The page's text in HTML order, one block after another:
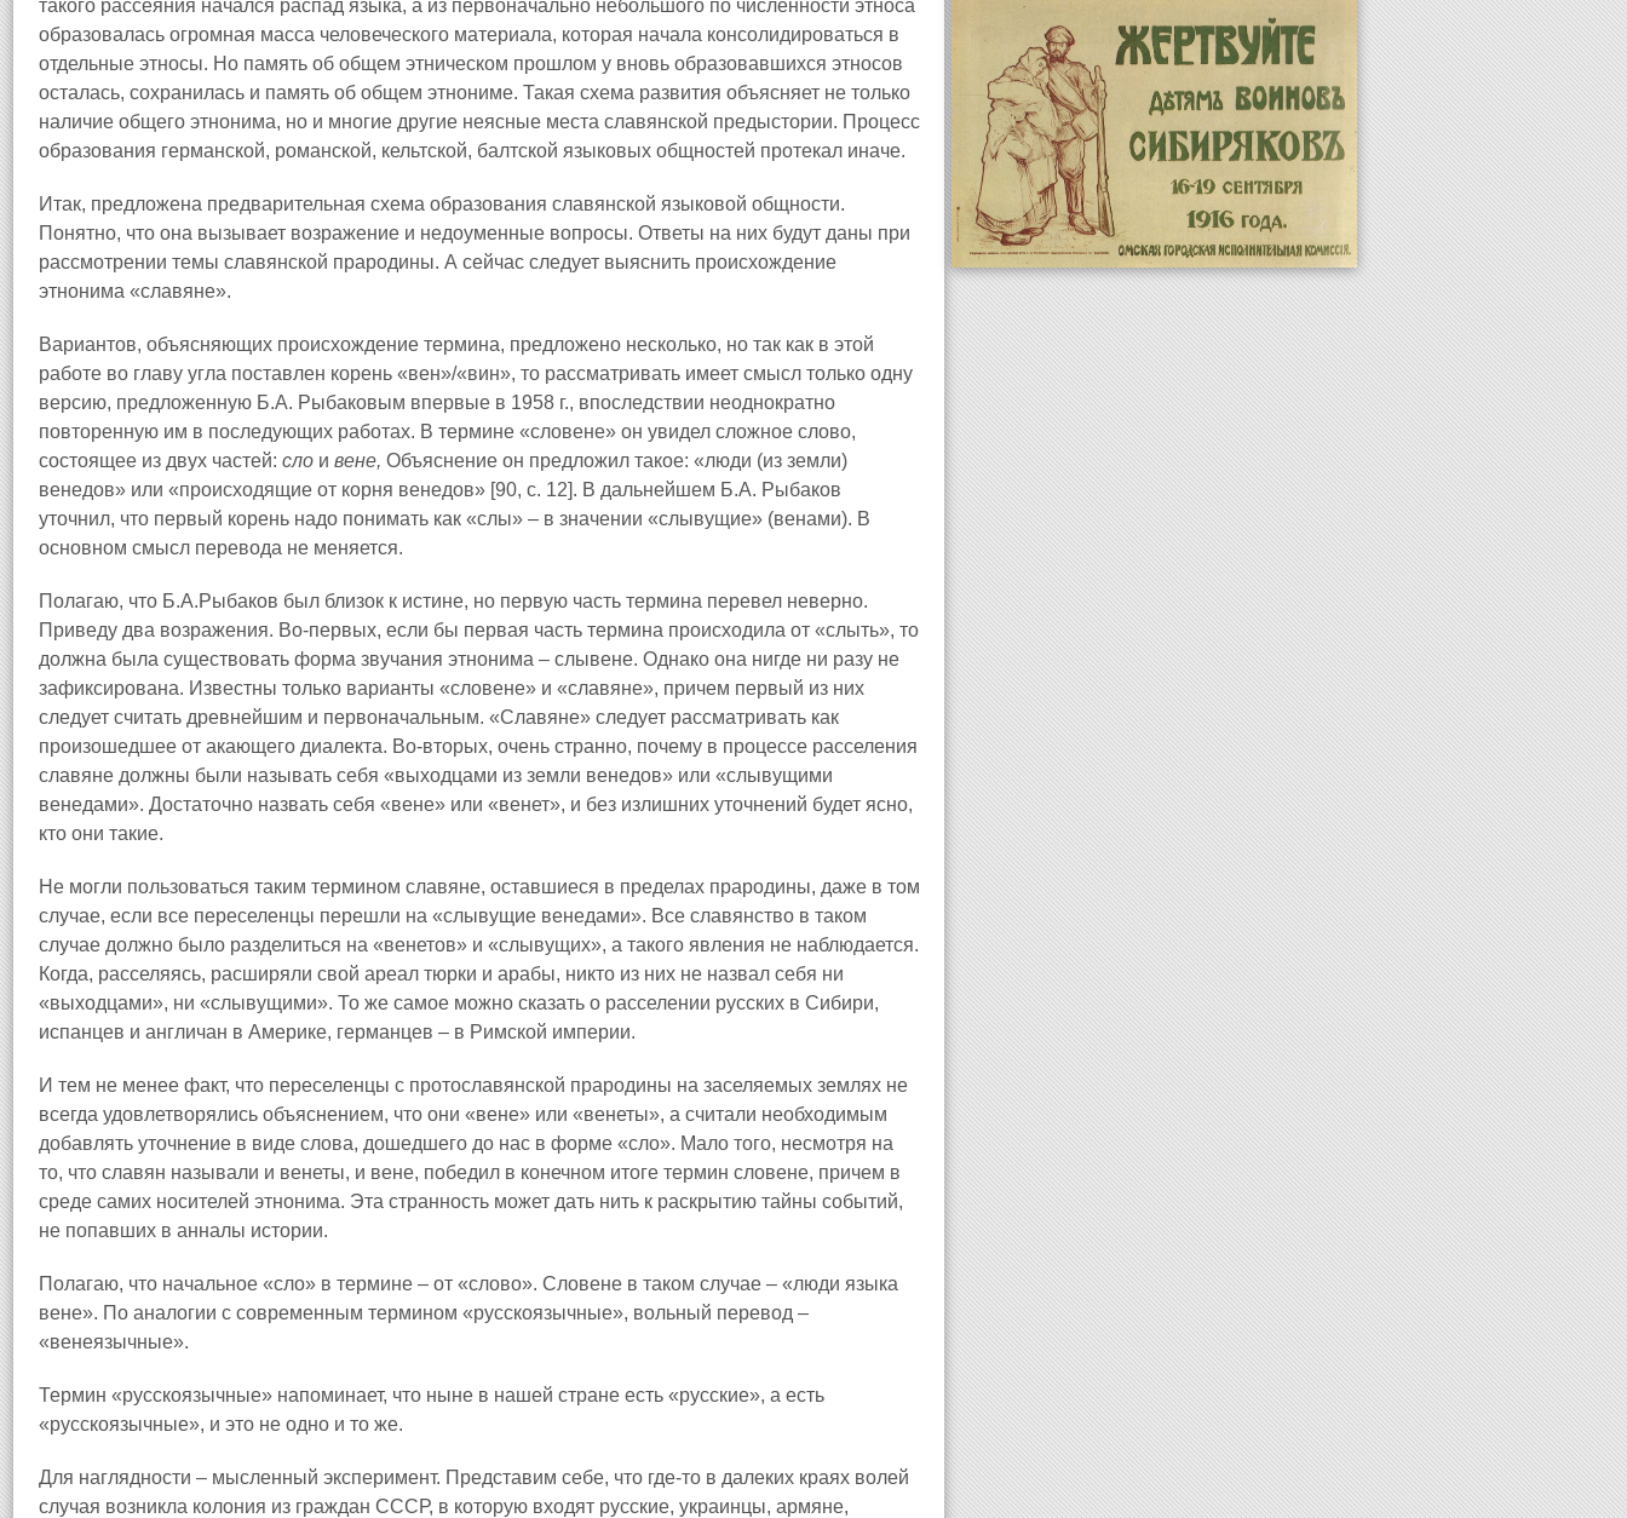
такого рассеяния начался распад языка, а из первоначально небольшого по численности этноса
образовалась огромная масса человеческого материала, которая начала консолидироваться в
отдельные этносы. Но память об общем этническом прошлом у вновь образовавшихся этносов
осталась, сохранилась и память об общем этнониме. Такая схема развития объясняет не только
наличие общего этнонима, но и многие другие неясные места славянской предыстории. Процесс
образования германской, романской, кельтской, балтской языковых общностей протекал иначе.
Итак, предложена предварительная схема образования славянской языковой общности.
Понятно, что она вызывает возражение и недоуменные вопросы. Ответы на них будут даны при
рассмотрении темы славянской прародины. А сейчас следует выяснить происхождение
этнонима «славяне».
Вариантов, объясняющих происхождение термина, предложено несколько, но так как в этой
работе во главу угла поставлен корень «вен»/«вин», то рассматривать имеет смысл только одну
версию, предложенную Б.А. Рыбаковым впервые в 1958 г., впоследствии неоднократно
повторенную им в последующих работах. В термине «словене» он увидел сложное слово,
состоящее из двух частей: сло и вене, Объяснение он предложил такое: «люди (из земли)
венедов» или «происходящие от корня венедов» [90, с. 12]. В дальнейшем Б.А. Рыбаков
уточнил, что первый корень надо понимать как «слы» – в значении «слывущие» (венами). В
основном смысл перевода не меняется.
Полагаю, что Б.А.Рыбаков был близок к истине, но первую часть термина перевел неверно.
Приведу два возражения. Во‑первых, если бы первая часть термина происходила от «слыть», то
должна была существовать форма звучания этнонима – слывене. Однако она нигде ни разу не
зафиксирована. Известны только варианты «словене» и «славяне», причем первый из них
следует считать древнейшим и первоначальным. «Славяне» следует рассматривать как
произошедшее от акающего диалекта. Во‑вторых, очень странно, почему в процессе расселения
славяне должны были называть себя «выходцами из земли венедов» или «слывущими
венедами». Достаточно назвать себя «вене» или «венет», и без излишних уточнений будет ясно,
кто они такие.
Не могли пользоваться таким термином славяне, оставшиеся в пределах прародины, даже в том
случае, если все переселенцы перешли на «слывущие венедами». Все славянство в таком
случае должно было разделиться на «венетов» и «слывущих», а такого явления не наблюдается.
Когда, расселяясь, расширяли свой ареал тюрки и арабы, никто из них не назвал себя ни
«выходцами», ни «слывущими». То же самое можно сказать о расселении русских в Сибири,
испанцев и англичан в Америке, германцев – в Римской империи.
И тем не менее факт, что переселенцы с протославянской прародины на заселяемых землях не
всегда удовлетворялись объяснением, что они «вене» или «венеты», а считали необходимым
добавлять уточнение в виде слова, дошедшего до нас в форме «сло». Мало того, несмотря на
то, что славян называли и венеты, и вене, победил в конечном итоге термин словене, причем в
среде самих носителей этнонима. Эта странность может дать нить к раскрытию тайны событий,
не попавших в анналы истории.
Полагаю, что начальное «сло» в термине – от «слово». Словене в таком случае – «люди языка
вене». По аналогии с современным термином «русскоязычные», вольный перевод –
«венеязычные».
Термин «русскоязычные» напоминает, что ныне в нашей стране есть «русские», а есть
«русскоязычные», и это не одно и то же.
Для наглядности – мысленный эксперимент. Представим себе, что где‑то в далеких краях волей
случая возникла колония из граждан СССР, в которую входят русские, украинцы, армяне,